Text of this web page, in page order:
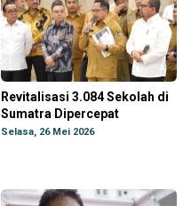
Revitalisasi 3.084 Sekolah di
Sumatra Dipercepat
Selasa, 26 Mei 2026